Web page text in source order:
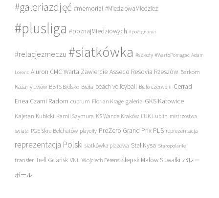
#galeriazdjęć #memoriał #MiedziowaMlodziez
#plusliga #poznajMiedziowych #pożegnania
#relacjezmeczu #siatkówka #szkoły #WartoPomagac Adam
Lorenc Aluron CMC Warta Zawiercie Asseco Resovia Rzeszów Barkom
Każany Lwów BBTS Bielsko-Biała beach volleyball Biało-czerwoni Cerrad
Enea Czarni Radom cuprum Florian Krage galeria GKS Katowice
Kajetan Kubicki Kamil Szymura KS Wanda Kraków LUK Lublin mistrzostwa
świata PGE Skra Bełchatów playoffy PreZero Grand Prix PLS reprezentacja
reprezentacja Polski siatkówka plażowa Stal Nysa Staropolanka
transfer Trefl Gdańsk VNL Wojciech Ferens Ślepsk Malow Suwałki バレー
ボール